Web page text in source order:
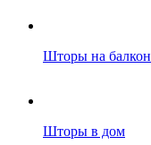
Шторы на балкон
Шторы в дом